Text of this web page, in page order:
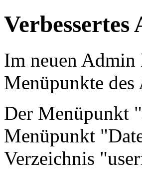
Im neuen
Menüpunkte
Der Menüpunkt
Menüpunkt
Verzeichnis